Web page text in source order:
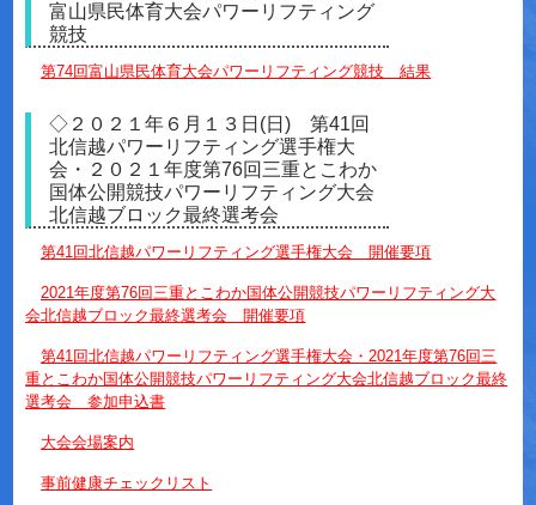
富山県民体育大会パワーリフティング
競技
第74回富山県民体育大会パワーリフティング競技 結果
◇２０２１年６月１３日(日) 第41回
北信越パワーリフティング選手権大
会・２０２１年度第76回三重とこわか
国体公開競技パワーリフティング大会
北信越ブロック最終選考会
第41回北信越パワーリフティング選手権大会 開催要項
2021年度第76回三重とこわか国体公開競技パワーリフティング大
会北信越ブロック最終選考会 開催要項
第41回北信越パワーリフティング選手権大会・2021年度第76回三
重とこわか国体公開競技パワーリフティング大会北信越ブロック最終
選考会 参加申込書
大会会場案内
事前健康チェックリスト